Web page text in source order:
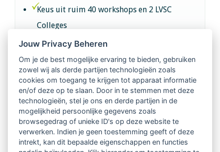
Keus uit ruim 40 workshops en 2 LVSC
Colleges
Intervisie met geregistreerde vakgenoten
Netwerk van 2100 professionals in 14
regio's
Vindbaar voor opdrachtgevers
Tijdschrift voor
Jouw Privacy Beheren
Om je de best mogelijke ervaring te bieden, gebruiken
zowel wij als derde partijen technologieën zoals
cookies om toegang te krijgen tot apparaat informatie
en/of deze op te slaan. Door in te stemmen met deze
technologieën, stel je ons en derde partijen in de
mogelijkheid persoonlijke gegevens zoals
browsegedrag of unieke ID's op deze website te
verwerken. Indien je geen toestemming geeft of deze
intrekt, kan dit bepaalde eigenschappen en functies